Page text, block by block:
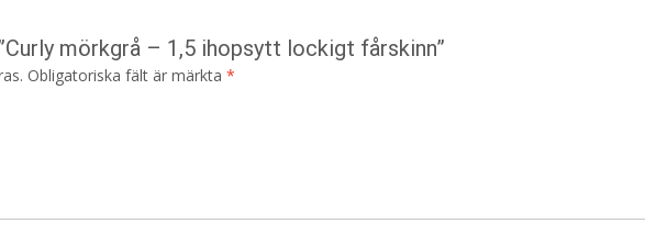
mörkgrå – 1,5 ihopsytt lockigt fårskinn”
Obligatoriska fält är märkta *